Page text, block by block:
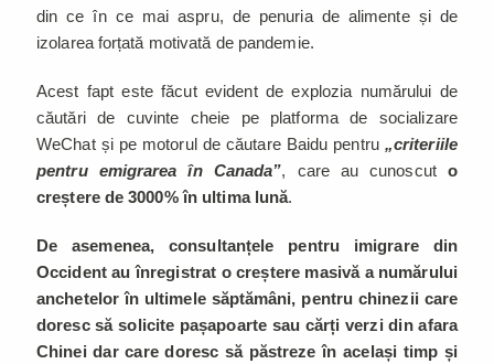
din ce în ce mai aspru, de penuria de alimente și de
izolarea forțată motivată de pandemie.
Acest fapt este făcut evident de explozia numărului de
căutări de cuvinte cheie pe platforma de socializare
WeChat și pe motorul de căutare Baidu pentru „criteriile
pentru emigrarea în Canada”, care au cunoscut o
creștere de 3000% în ultima lună.
De asemenea, consultanțele pentru imigrare din
Occident au înregistrat o creștere masivă a numărului
anchetelor în ultimele săptămâni, pentru chinezii care
doresc să solicite pașapoarte sau cărți verzi din afara
Chinei dar care doresc să păstreze în același timp și